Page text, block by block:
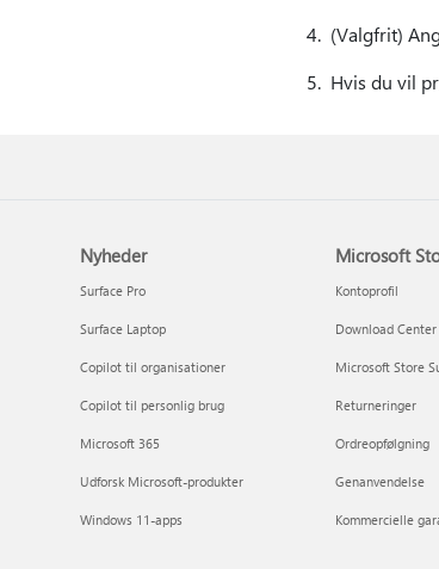
4. (Valgfrit)
5. Hvis du vil
Nyheder
Surface Pro
Surface Laptop
Copilot til organisationer
Copilot til personlig brug
Microsoft 365
Udforsk Microsoft-produkter
Windows 11-apps
Microsoft
Kontoprofil
Download Center
Microsoft Store
Returneringer
Ordreopfølgning
Genanvendelse
Kommercielle